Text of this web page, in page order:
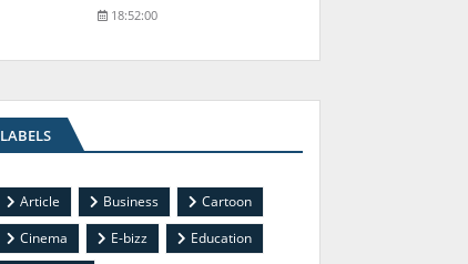
18:52:00
LABELS
Article Business
Cartoon
Cinema
E-bizz
Education